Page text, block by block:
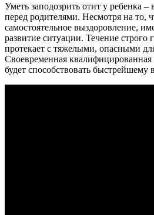
Уметь заподозрить отит у ребенка –
перед родителями. Несмотря на то,
самостоятельное выздоровление,
развитие ситуации. Течение строго
протекает с тяжелыми, опасными
Своевременная
будет способствовать быстрейшему